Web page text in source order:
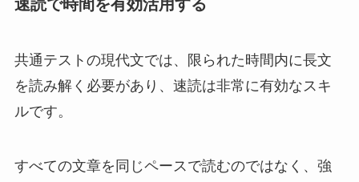
速読で時間を有効活用する
共通テストの現代文では、限られた時間内に長文
を読み解く必要があり、速読は非常に有効なスキ
ルです。
すべての文章を同じペースで読むのではなく、強